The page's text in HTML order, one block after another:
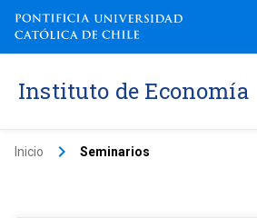
Instituto de Economía
Inicio keyboard_arrow_right Seminarios